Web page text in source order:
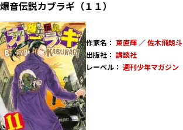
爆音伝説カブラギ（１１）
作家名： 東直輝／ 佐木飛朗斗
出版社： 講談社
レーベル： 週刊少年マガジン